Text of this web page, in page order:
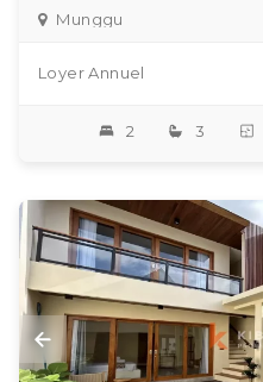
Munggu
Loyer Annuel
2 3